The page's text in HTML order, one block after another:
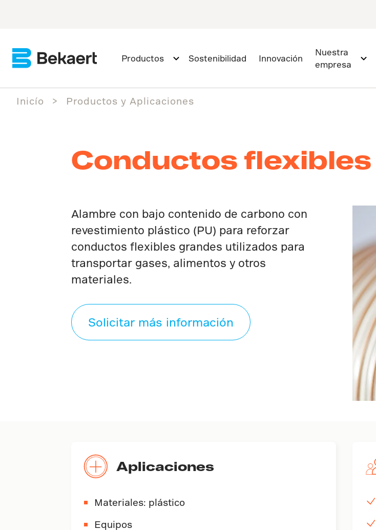
Productos Sostenibilidad Innovación
Nuestra
empresa
Inicío Productos y Aplicaciones
Conductos flexibles
Alambre con bajo contenido de carbono con
revestimiento plástico (PU) para reforzar
conductos flexibles grandes utilizados para
transportar gases, alimentos y otros
materiales.
Solicitar más información
Aplicaciones
Materiales: plástico
Equipos